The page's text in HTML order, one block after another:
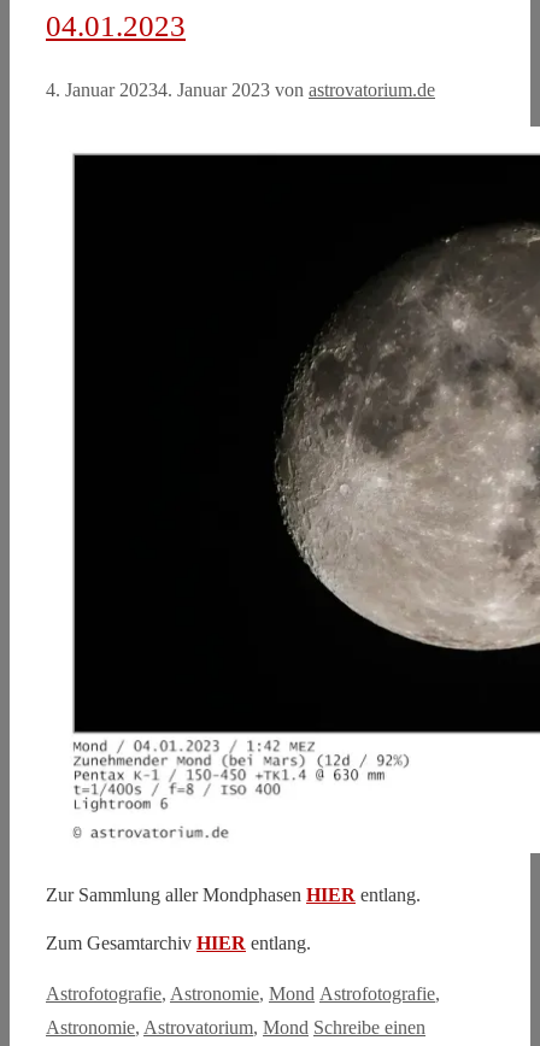
04.01.2023
4. Januar 20234. Januar 2023 von astrovatorium.de
Zur Sammlung aller Mondphasen HIER entlang.
Zum Gesamtarchiv HIER entlang.
Kategorien
Astrofotografie, Astronomie, Mond Schlagwörter
Astrofotografie,
Astronomie, Astrovatorium, Mond Schreibe einen